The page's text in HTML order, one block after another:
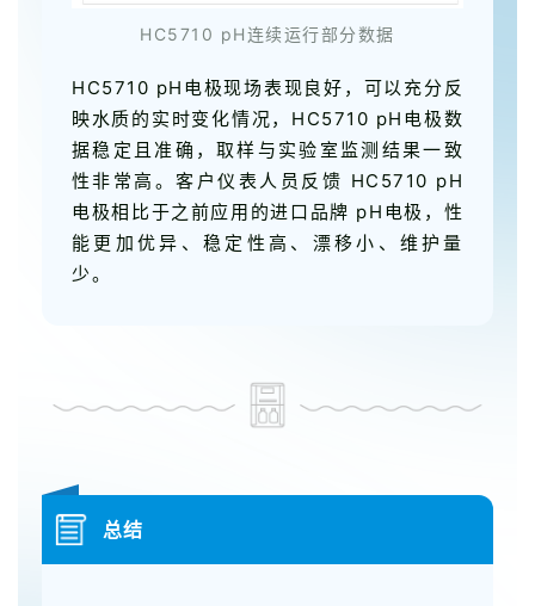
HC5710 pH连续运行部分数据
HC5710 pH电极现场表现良好，可以充分反
映水质的实时变化情况，HC5710 pH电极数
据稳定且准确，取样与实验室监测结果一致
性非常高。客户仪表人员反馈 HC5710 pH
电极相比于之前应用的进口品牌 pH电极，性
能更加优异、稳定性高、漂移小、维护量
少。
总结